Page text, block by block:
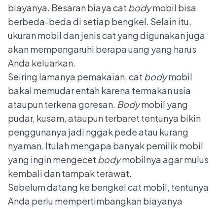
biayanya. Besaran biaya cat bodymobil bisa
berbeda-beda di setiap bengkel. Selain itu,
ukuran mobil dan jenis cat yang digunakan juga
akan mempengaruhi berapa uang yang harus
Anda keluarkan.
Seiring lamanya pemakaian, cat bodymobil
bakal memudar entah karena termakan usia
ataupun terkena goresan. Bodymobil yang
pudar, kusam, ataupun terbaret tentunya bikin
penggunanya jadi nggak pede atau kurang
nyaman. Itulah mengapa banyak pemilik mobil
yang ingin mengecet bodymobilnya agar mulus
kembali dan tampak terawat.
Sebelum datang ke bengkel cat mobil, tentunya
Anda perlu mempertimbangkan biayanya